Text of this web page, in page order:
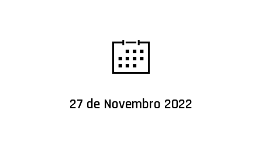
27 de Novembro 2022